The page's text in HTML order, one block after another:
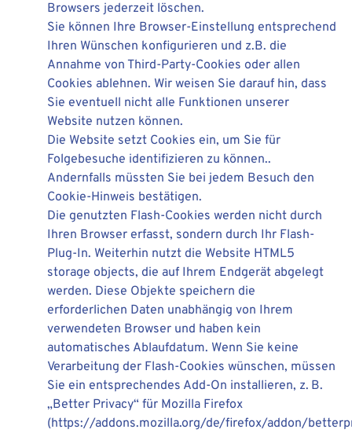
Browsers jederzeit löschen.
Sie können Ihre Browser-Einstellung entsprechend
Ihren Wünschen konfigurieren und z.B. die
Annahme von Third-Party-Cookies oder allen
Cookies ablehnen. Wir weisen Sie darauf hin, dass
Sie eventuell nicht alle Funktionen unserer
Website nutzen können.
Die Website setzt Cookies ein, um Sie für
Folgebesuche identifizieren zu können..
Andernfalls müssten Sie bei jedem Besuch den
Cookie-Hinweis bestätigen.
Die genutzten Flash-Cookies werden nicht durch
Ihren Browser erfasst, sondern durch Ihr Flash-
Plug-In. Weiterhin nutzt die Website HTML5
storage objects, die auf Ihrem Endgerät abgelegt
werden. Diese Objekte speichern die
erforderlichen Daten unabhängig von Ihrem
verwendeten Browser und haben kein
automatisches Ablaufdatum. Wenn Sie keine
Verarbeitung der Flash-Cookies wünschen, müssen
Sie ein entsprechendes Add-On installieren, z. B.
„Better Privacy“ für Mozilla Firefox
(https://addons.mozilla.org/de/firefox/addon/